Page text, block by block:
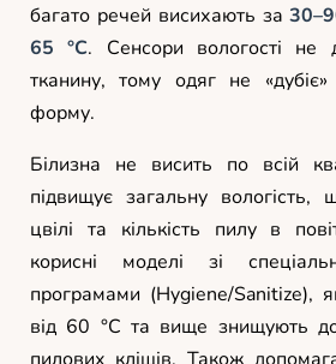
багато речей висихають за
65 °C. Сенсори вологості не
тканину, тому одяг не
форму.
Білизна не висить по всій
підвищує загальну
цвілі та кількість пилу в
корисні моделі зі
програмами (Hygiene/Sanitize),
від 60 °C та вище знищують